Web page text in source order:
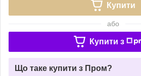
Купити
або
Купити з
Що таке купити з Пром?